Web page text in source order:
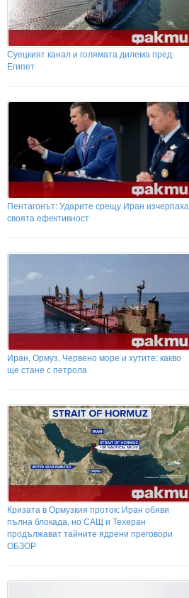
Суецкият канал и голямата дилема пред
Египет
Пентагонът: Ударите срещу Иран изчерпаха
своята ефективност
Иран, Ормуз, Червено море и хутите: какво
ще стане с петрола
Кризата в Ормузкия проток: Иран обяви
пълна блокада, но САЩ и Техеран
продължават тайните ядрени преговори
ОБЗОР